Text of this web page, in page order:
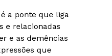
a ponte que liga
e relacionadas
e as demências
que